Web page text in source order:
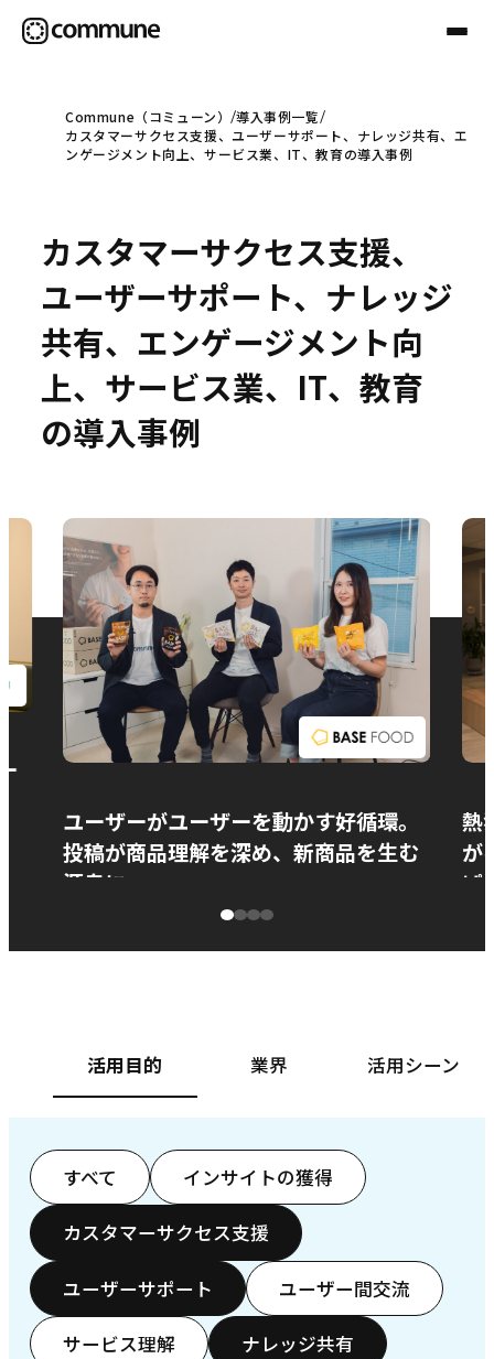
Communeについて
事例
セミナー
お問い合わせ
Commune（コミューン）
導入事例一覧
カスタマーサクセス支援、ユーザーサポート、ナレッジ共有、エ
ンゲージメント向上、サービス業、IT、教育の導入事例
カスタマーサクセス支援、
ユーザーサポート、ナレッジ
共有、エンゲージメント向
上、サービス業、IT、教育
の導入事例
ユーザーがユーザーを動かす好循環。
投稿が商品理解を深め、新商品を生む
源泉に
熱
が
ぱ
活用目的 業界 活用シーン
すべて インサイトの獲得
カスタマーサクセス支援
ユーザーサポート ユーザー間交流
サービス理解 ナレッジ共有